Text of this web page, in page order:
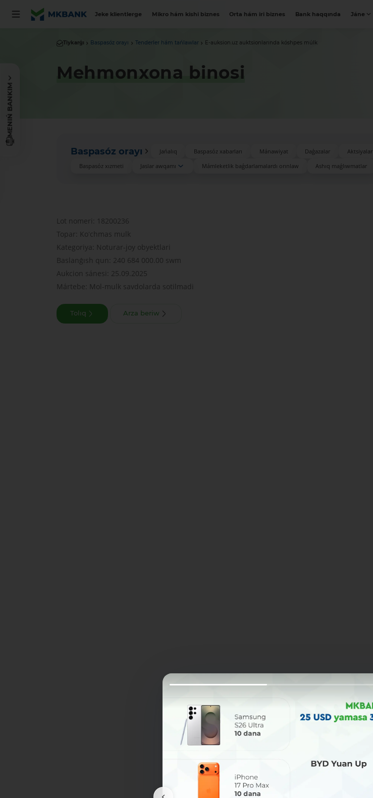
Jeke klientlerge Mikro hám kishi biznes Orta hám iri biznes Bank haqqında Jáne
MENIŃ BANKIM
Tiykarǵı Baspasóz orayı Tenderler hám tańlawlar E-auksion.uz auktsionlarında kóshpes múlk
Mehmonxona binosi
Baspasóz orayı Jańalıq Baspasóz xabarları Mánawiyat Daǵazalar Aktsiyalar
Baspasóz xızmeti
Jaslar awqamı Mámleketlik baǵdarlamalardı orınlaw Ashıq maǵlıwmatlar
Lot nomeri: 18200236
Topar: Koʻchmas mulk
Kategoriya: Noturar-joy obyektlari
Baslanǵısh qun: 240 684 000.00 swm
Aukcion sánesi: 25.09.2025
Mártebe: Mol-mulk savdolarda sotilmadi
Tolıq Arza beriw